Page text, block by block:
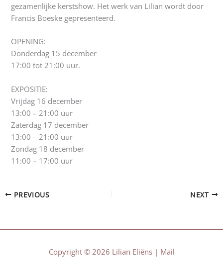
gezamenlijke kerstshow. Het werk van Lilian wordt door
Francis Boeske gepresenteerd.
OPENING:
Donderdag 15 december
17:00 tot 21:00 uur.
EXPOSITIE:
Vrijdag 16 december
13:00 – 21:00 uur
Zaterdag 17 december
13:00 – 21:00 uur
Zondag 18 december
11:00 – 17:00 uur
PREVIOUS NEXT
Copyright © 2026 Lilian Eliëns | Mail